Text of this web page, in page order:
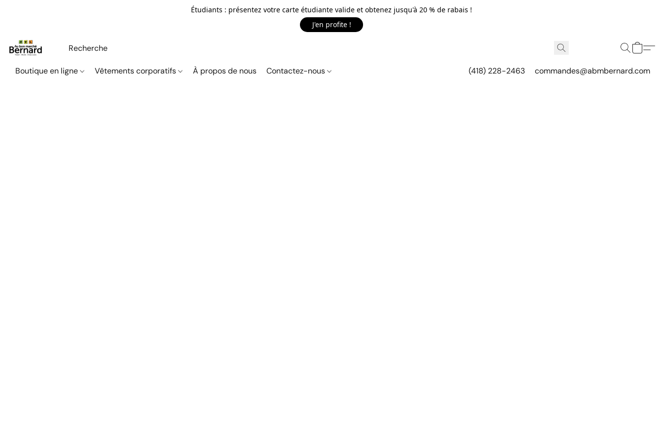
Étudiants : présentez votre carte étudiante valide et obtenez jusqu'à 20 % de rabais !
J'en profite !
Boutique en ligne Vêtements corporatifs À propos de nous Contactez-nous (418) 228-2463 commandes@abmbernard.com